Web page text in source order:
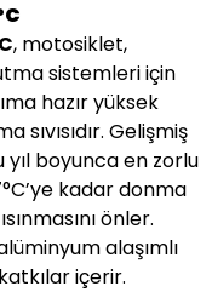
, motosiklet,
sistemleri için
hazır yüksek
Gelişmiş
boyunca en zorlu
kadar donma
önler.
alaşımlı
içerir.